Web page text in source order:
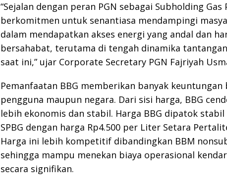
“Sejalan dengan peran PGN sebagai Subholding Gas
berkomitmen untuk senantiasa mendampingi
dalam mendapatkan akses energi yang andal dan
bersahabat, terutama di tengah dinamika
saat ini,” ujar Corporate Secretary PGN Fajriyah
Pemanfaatan BBG memberikan banyak keuntungan
pengguna maupun negara. Dari sisi harga, BBG
lebih ekonomis dan stabil. Harga BBG dipatok
SPBG dengan harga Rp4.500 per Liter Setara
Harga ini lebih kompetitif dibandingkan BBM
sehingga mampu menekan biaya operasional
secara signifikan.